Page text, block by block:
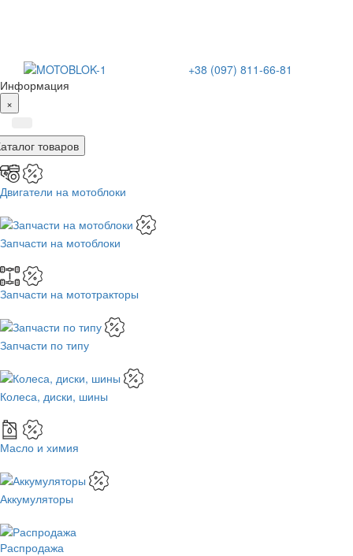
+38 (097) 811-66-81
Информация
×
товаров
Двигатели на мотоблоки
Запчасти на мотоблоки
Запчасти на мототракторы
Запчасти по типу
Колеса, диски, шины
Масло и химия
Аккумуляторы
Распродажа